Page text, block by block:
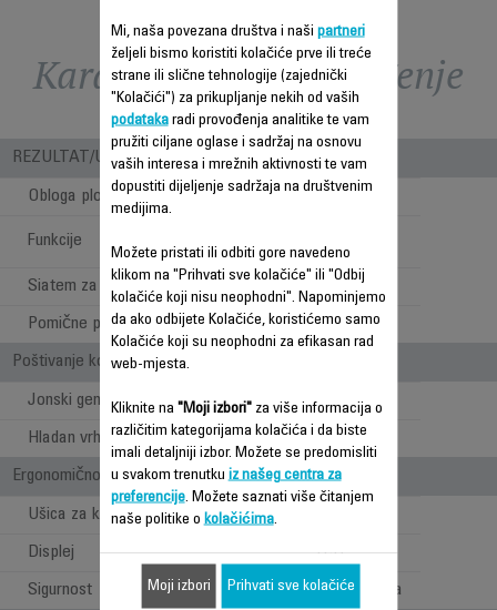
Karakteristike - Poređenje
REZULTAT/UPOTREBA
Obloga ploča Keramika
Funkcije
kovrdžanje kose
Siatem za kovrčanje
Pomične ploče
Poštivanje kose i ergonomičnost
Jonski generator
Hladan vrh
Ergonomičnost / Udobnost pri upotrebi
Ušica za kačenje
Displej LCD
Sigurnost Sistem zaključavanja
Mi, naša povezana društva i naši partneri
željeli bismo koristiti kolačiće prve ili treće
strane ili slične tehnologije (zajednički
"Kolačići") za prikupljanje nekih od vaših
podatakaradi provođenja analitike te vam
pružiti ciljane oglase i sadržaj na osnovu
vaših interesa i mrežnih aktivnosti te vam
dopustiti dijeljenje sadržaja na društvenim
medijima.
Možete pristati ili odbiti gore navedeno
klikom na "Prihvati sve kolačiće" ili "Odbij
kolačiće koji nisu neophodni". Napominjemo
da ako odbijete Kolačiće, koristićemo samo
Kolačiće koji su neophodni za efikasan rad
web-mjesta.
Kliknite na "Moji izbori"za više informacija o
različitim kategorijama kolačića i da biste
imali detaljniji izbor. Možete se predomisliti
u svakom trenutku iz našeg centra za
preferencije. Možete saznati više čitanjem
naše politike o kolačićima.
Moji izbori Prihvati sve kolačiće